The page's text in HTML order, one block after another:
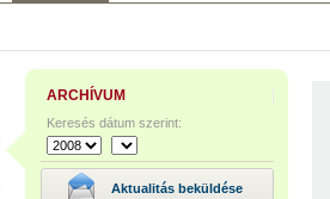
ARCHÍVUM
Keresés dátum szerint:
Aktualitás beküldése